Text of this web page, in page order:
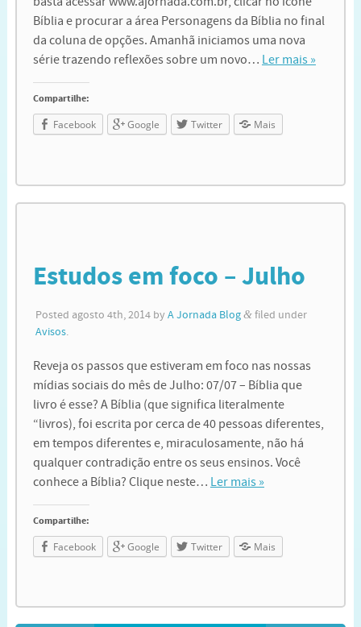
Bíblia e procurar a área Personagens da Bíblia no final
da coluna de opções. Amanhã iniciamos uma nova
série trazendo reflexões sobre um novo… Ler mais »
Compartilhe:
Facebook Google Twitter Mais
Estudos em foco – Julho
Posted agosto 4th, 2014by A Jornada Blog &filed under
Avisos.
Reveja os passos que estiveram em foco nas nossas
mídias sociais do mês de Julho: 07/07 – Bíblia que
livro é esse? A Bíblia (que significa literalmente
“livros), foi escrita por cerca de 40 pessoas diferentes,
em tempos diferentes e, miraculosamente, não há
qualquer contradição entre os seus ensinos. Você
conhece a Bíblia? Clique neste… Ler mais »
Compartilhe:
Facebook Google Twitter Mais